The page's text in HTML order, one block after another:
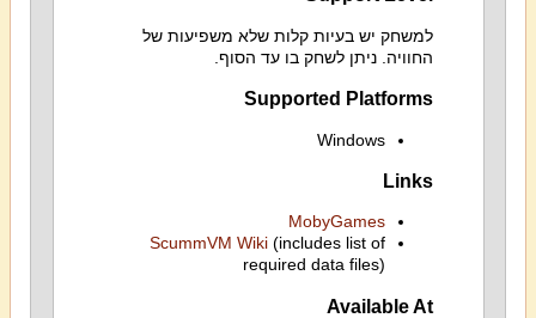
למשחק יש בעיות קלות שלא משפיעות של
החוויה. ניתן לשחק בו עד הסוף.
Supported Platforms
Windows
Links
MobyGames
ScummVM Wiki(includes list of
required data files)
Available At